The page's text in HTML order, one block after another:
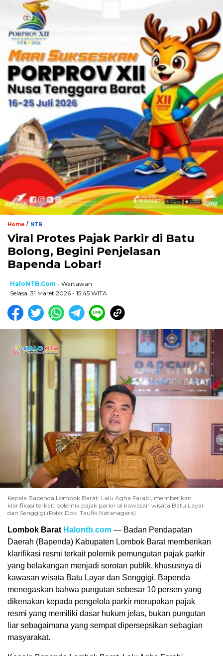
Home / NTB
Viral Protes Pajak Parkir di Batu
Bolong, Begini Penjelasan
Bapenda Lobar!
HaloNTB.com - Wartawan
Selasa, 31 Maret 2026 - 15:45 WITA
Kepala Bapenda Lombok Barat, Lalu Agha Farabi, memberikan
klarifikasi terkait polemik pajak parkir di kawasan wisata Batu Layar
dan Senggigi.(Foto: Dok. Taufik Natanagara)
Lombok Barat Halontb.com — Badan Pendapatan
Daerah (Bapenda) Kabupaten Lombok Barat memberikan
klarifikasi resmi terkait polemik pemungutan pajak parkir
yang belakangan menjadi sorotan publik, khususnya di
kawasan wisata Batu Layar dan Senggigi. Bapenda
menegaskan bahwa pungutan sebesar 10 persen yang
dikenakan kepada pengelola parkir merupakan pajak
resmi yang memiliki dasar hukum jelas, bukan pungutan
liar sebagaimana yang sempat dipersepsikan sebagian
masyarakat.